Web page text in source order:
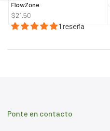
FlowZone
$21.50
1 reseña
Ponte en contacto